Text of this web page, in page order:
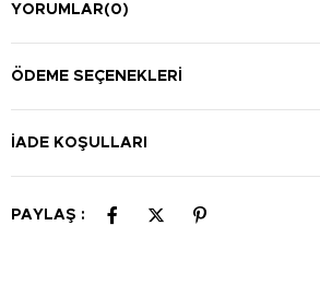
YORUMLAR(0)
ÖDEME SEÇENEKLERI
İADE KOŞULLARI
PAYLAŞ :